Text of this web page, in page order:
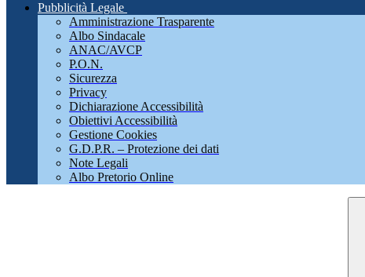
Pubblicità Legale
Amministrazione Trasparente
Albo Sindacale
ANAC/AVCP
P.O.N.
Sicurezza
Privacy
Dichiarazione Accessibilità
Obiettivi Accessibilità
Gestione Cookies
G.D.P.R. – Protezione dei dati
Note Legali
Albo Pretorio Online